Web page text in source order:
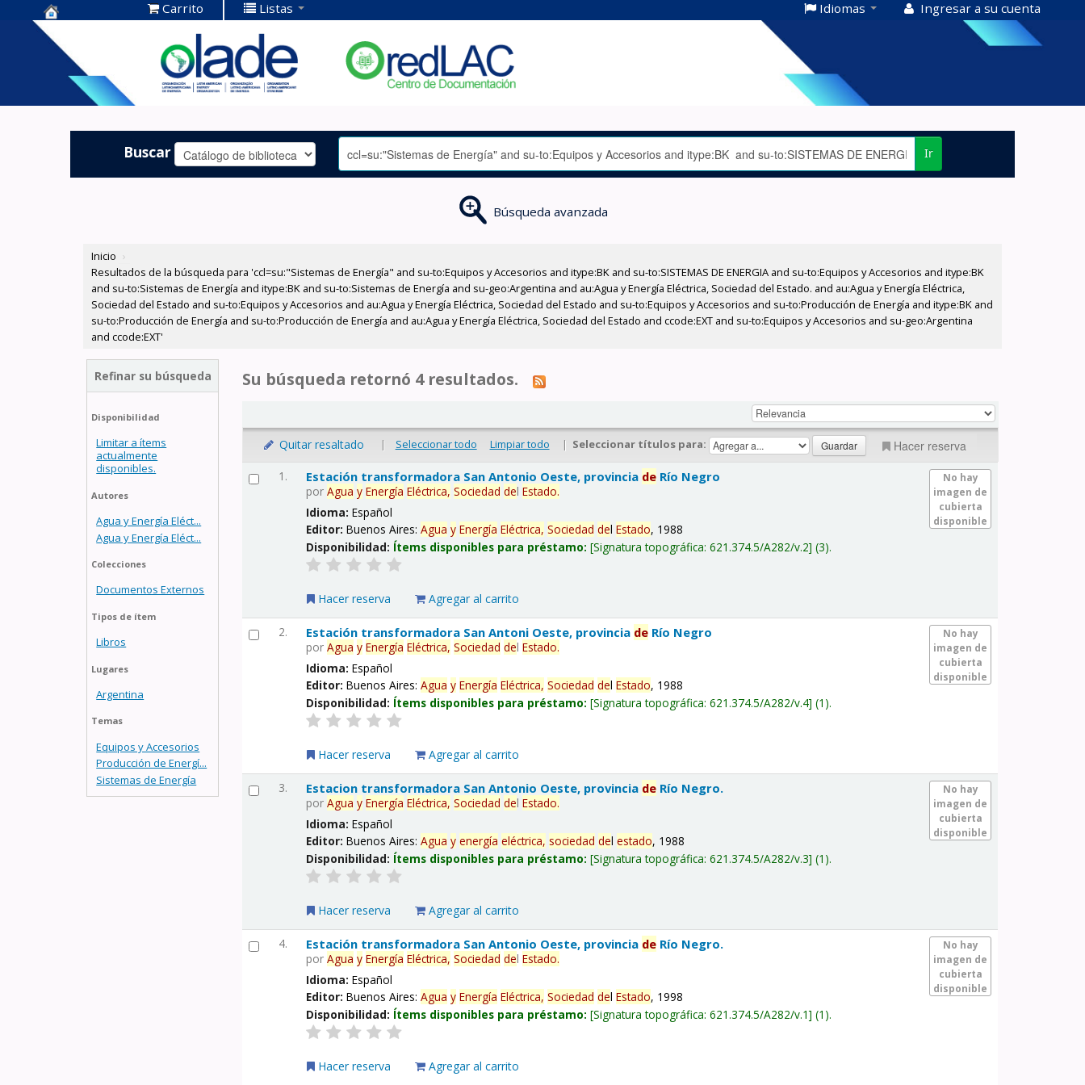
Centro de
Documentación
OLADE -
Carrito Listas Idiomas Ingresar a su cuenta
Buscar Ir
Búsqueda avanzada
Inicio ›
Resultados de la búsqueda para 'ccl=su:"Sistemas de Energía" and su-to:Equipos y Accesorios and itype:BK and su-to:SISTEMAS DE ENERGIA and su-to:Equipos y Accesorios and itype:BK
and su-to:Sistemas de Energía and itype:BK and su-to:Sistemas de Energía and su-geo:Argentina and au:Agua y Energía Eléctrica, Sociedad del Estado. and au:Agua y Energía Eléctrica,
Sociedad del Estado and su-to:Equipos y Accesorios and au:Agua y Energía Eléctrica, Sociedad del Estado and su-to:Equipos y Accesorios and su-to:Producción de Energía and itype:BK and
su-to:Producción de Energía and su-to:Producción de Energía and au:Agua y Energía Eléctrica, Sociedad del Estado and ccode:EXT and su-to:Equipos y Accesorios and su-geo:Argentina
and ccode:EXT'
Refinar su búsqueda
Disponibilidad
Limitar a ítems
actualmente
disponibles.
Autores
Agua y Energía Eléct...
Agua y Energía Eléct...
Colecciones
Documentos Externos
Tipos de ítem
Libros
Lugares
Argentina
Temas
Equipos y Accesorios
Producción de Energí...
Sistemas de Energía
Su búsqueda retornó 4 resultados.
Quitar resaltado | Seleccionar todo Limpiar todo | Seleccionar títulos para: Hacer reserva
1.
No hay
imagen de
cubierta
disponible
Estación transformadora San Antonio Oeste, provincia de Río Negro
porAgua y Energía Eléctrica, Sociedad delEstado.
Idioma:Español
Editor:Buenos Aires:Agua y Energía Eléctrica, Sociedad delEstado, 1988
Disponibilidad: Ítems disponibles para préstamo: Signatura topográfica:621.374.5/A282/v.2 (3).
Hacer reserva Agregar al carrito
2.
No hay
imagen de
cubierta
disponible
Estación transformadora San Antoni Oeste, provincia de Río Negro
porAgua y Energía Eléctrica, Sociedad delEstado.
Idioma:Español
Editor:Buenos Aires:Agua y Energía Eléctrica, Sociedad delEstado, 1988
Disponibilidad: Ítems disponibles para préstamo: Signatura topográfica:621.374.5/A282/v.4 (1).
Hacer reserva Agregar al carrito
3.
No hay
imagen de
cubierta
disponible
Estacion transformadora San Antonio Oeste, provincia de Río Negro.
porAgua y Energía Eléctrica, Sociedad delEstado.
Idioma:Español
Editor:Buenos Aires:Agua y energía eléctrica, sociedad delestado, 1988
Disponibilidad: Ítems disponibles para préstamo: Signatura topográfica:621.374.5/A282/v.3 (1).
Hacer reserva Agregar al carrito
4.
No hay
imagen de
cubierta
disponible
Estación transformadora San Antonio Oeste, provincia de Río Negro.
porAgua y Energía Eléctrica, Sociedad delEstado.
Idioma:Español
Editor:Buenos Aires:Agua y Energía Eléctrica, Sociedad delEstado, 1998
Disponibilidad: Ítems disponibles para préstamo: Signatura topográfica:621.374.5/A282/v.1 (1).
Hacer reserva Agregar al carrito